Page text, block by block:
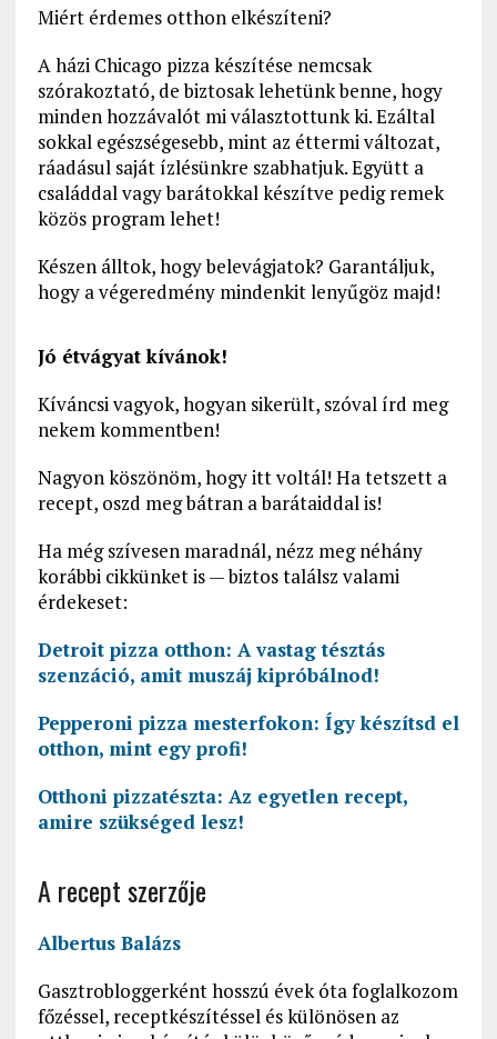
Miért érdemes otthon elkészíteni?
A házi Chicago pizza készítése nemcsak
szórakoztató, de biztosak lehetünk benne, hogy
minden hozzávalót mi választottunk ki. Ezáltal
sokkal egészségesebb, mint az éttermi változat,
ráadásul saját ízlésünkre szabhatjuk. Együtt a
családdal vagy barátokkal készítve pedig remek
közös program lehet!
Készen álltok, hogy belevágjatok? Garantáljuk,
hogy a végeredmény mindenkit lenyűgöz majd!
Jó étvágyat kívánok!
Kíváncsi vagyok, hogyan sikerült, szóval írd meg
nekem kommentben!
Nagyon köszönöm, hogy itt voltál! Ha tetszett a
recept, oszd meg bátran a barátaiddal is!
Ha még szívesen maradnál, nézz meg néhány
korábbi cikkünket is — biztos találsz valami
érdekeset:
Detroit pizza otthon: A vastag tésztás
szenzáció, amit muszáj kipróbálnod!
Pepperoni pizza mesterfokon: Így készítsd el
otthon, mint egy profi!
Otthoni pizzatészta: Az egyetlen recept,
amire szükséged lesz!
A recept szerzője
Albertus Balázs
Gasztrobloggerként hosszú évek óta foglalkozom
főzéssel, receptkészítéssel és különösen az